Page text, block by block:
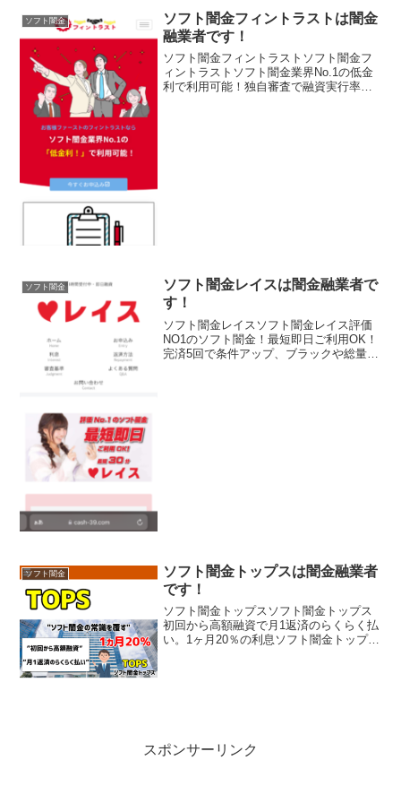
ソフト闇金
ソフト闇金フィントラストは闇金
融業者です！
ソフト闇金フィントラストソフト闇金フ
ィントラストソフト闇金業界No.1の低金
利で利用可能！独自審査で融資実行率
ソフト闇金
ソフト闇金レイスは闇金融業者で
す！
ソフト闇金レイスソフト闇金レイス評価
NO1のソフト闇金！最短即日ご利用OK！
完済5回で条件アップ、ブラックや総量規
ソフト闇金
ソフト闇金トップスは闇金融業者
です！
ソフト闇金トップスソフト闇金トップス
初回から高額融資で月1返済のらくらく払
い。1ヶ月20％の利息ソフト闇金トップス
スポンサーリンク